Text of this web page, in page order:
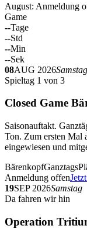
August: Anmeldung
Game
--Tage
--Std
--Min
--Sek
08AUG 2026Samstag
Spieltag 1 von 3
Closed Game
Saisonauftakt.
Ton. Zum ersten
eingewiesen und
BärenkopfGanztags
Anmeldung offen
19SEP 2026Samstag
Da fahren wir hin
Operation